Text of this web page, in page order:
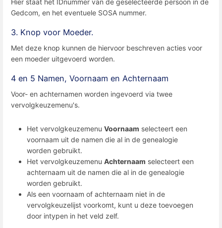
Hier staat het IDnummer van de geselecteerde persoon in de
Gedcom, en het eventuele SOSA nummer.
3. Knop voor Moeder.
Met deze knop kunnen de hiervoor beschreven acties voor
een moeder uitgevoerd worden.
4 en 5 Namen, Voornaam en Achternaam
Voor- en achternamen worden ingevoerd via twee
vervolgkeuzemenu's.
Het vervolgkeuzemenu Voornaam selecteert een
voornaam uit de namen die al in de genealogie
worden gebruikt.
Het vervolgkeuzemenu Achternaam selecteert een
achternaam uit de namen die al in de genealogie
worden gebruikt.
Als een voornaam of achternaam niet in de
vervolgkeuzelijst voorkomt, kunt u deze toevoegen
door intypen in het veld zelf.